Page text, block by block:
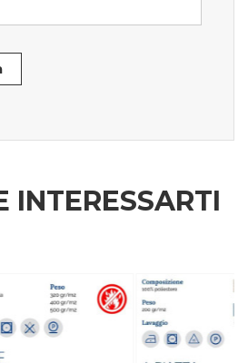
INTERESSARTI